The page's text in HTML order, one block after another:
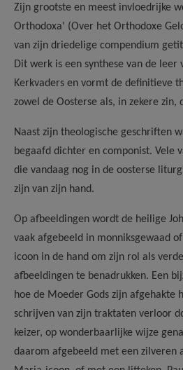
Zijn grootste en meest invloedrijke
Orthodoxa' (Over het Orthodoxe
van zijn driedelige compendium
Dit werk is een synthese van de leer
Kerkvaders en vormt de definitieve
zowel de Oosterse als, in zekere zin,
Naast zijn theologische geschriften
begaafd dichter en componist. Vele
die vandaag nog in de oosterse
zijn van zijn hand.
Op afbeeldingen wordt de heilige
vaak afgebeeld in monniksgewaad
icoon in de hand om zijn rol als
afbeeldingen te benadrukken. Een
hoe de Moeder Gods zijn afgehakte
schrijven van zijn traktaten verloor
keizer, op wonderbaarlijke wijze
daarom afgebeeld met een zilveren